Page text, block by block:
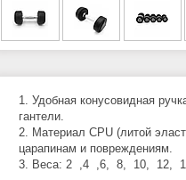
Удобная конусовидная
гантели.
Материал CPU (литой
царапинам и повреждениям.
Веса: 2 ,4 ,6, 8, 10, 12,